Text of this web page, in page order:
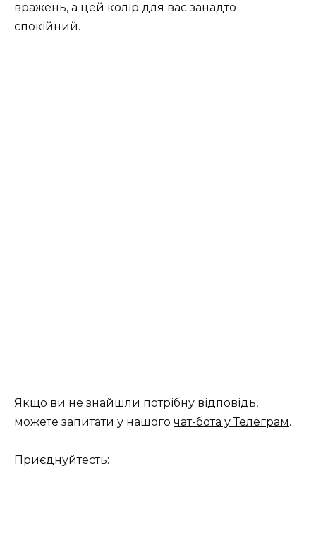
вражень, а цей колір для вас занадто
спокійний.
Якщо ви не знайшли потрібну відповідь,
можете запитати у нашого чат-бота у Телеграм.
Приєднуйтесть: